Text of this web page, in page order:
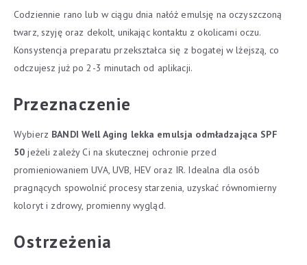
Codziennie rano lub w ciągu dnia nałóż emulsję na oczyszczoną
twarz, szyję oraz dekolt, unikając kontaktu z okolicami oczu.
Konsystencja preparatu przekształca się z bogatej w lżejszą, co
odczujesz już po 2-3 minutach od aplikacji.
Przeznaczenie
Wybierz BANDI Well Aging lekka emulsja odmładzająca SPF
50 jeżeli zależy Ci na skutecznej ochronie przed
promieniowaniem UVA, UVB, HEV oraz IR. Idealna dla osób
pragnących spowolnić procesy starzenia, uzyskać równomierny
koloryt i zdrowy, promienny wygląd.
Ostrzeżenia